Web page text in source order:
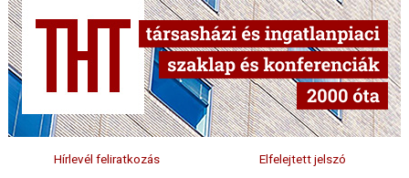
Hírlevél feliratkozás Elfelejtett jelszó